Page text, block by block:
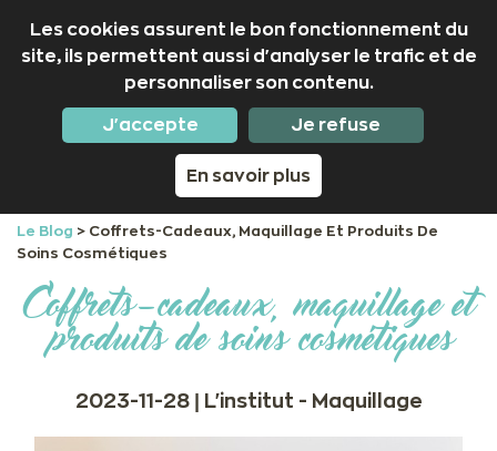
Les cookies assurent le bon fonctionnement du
site, ils permettent aussi d'analyser le trafic et de
personnaliser son contenu.
J'accepte Je refuse
En savoir plus
Le Blog > Coffrets-Cadeaux, Maquillage Et Produits De
Soins Cosmétiques
Coffrets-cadeaux, maquillage et
produits de soins cosmétiques
2023-11-28 | L'institut Maquillage